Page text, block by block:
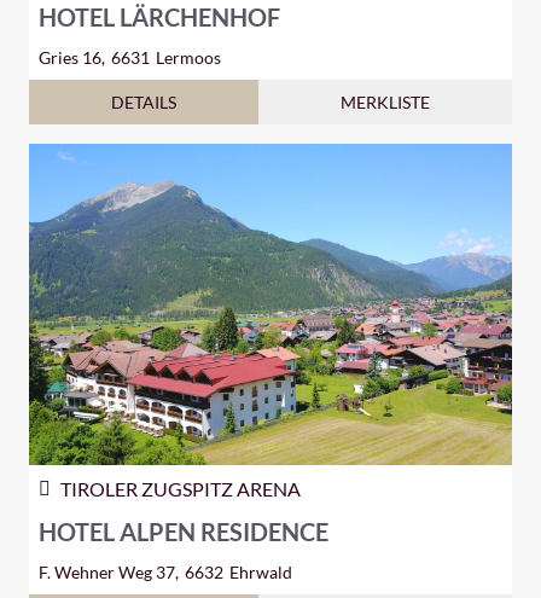
HOTEL LÄRCHENHOF
Gries 16, 6631 Lermoos
DETAILS MERKLISTE
TIROLER ZUGSPITZ ARENA
HOTEL ALPEN RESIDENCE
F. Wehner Weg 37, 6632 Ehrwald